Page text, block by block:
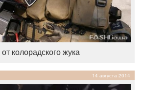
колорадского жука
14 августа 2014